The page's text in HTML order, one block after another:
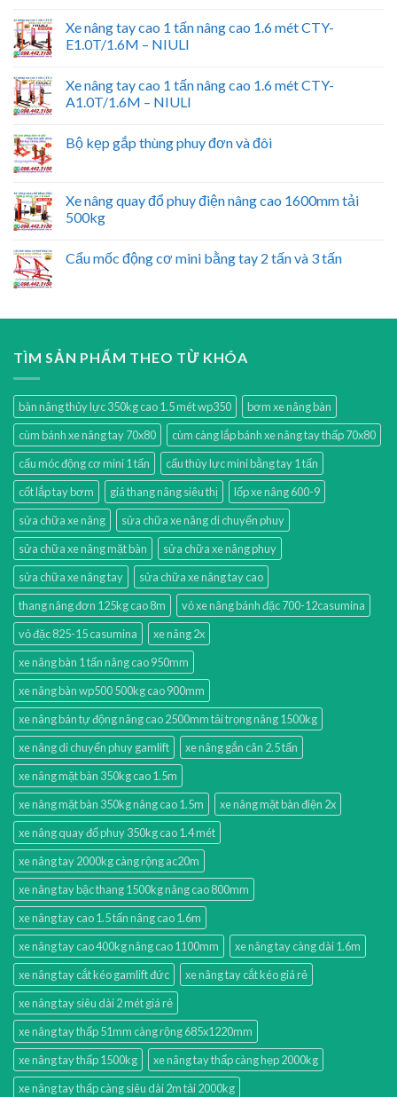
Xe nâng tay cao 1 tấn nâng cao 1.6 mét CTY-
E1.0T/1.6M – NIULI
Xe nâng tay cao 1 tấn nâng cao 1.6 mét CTY-
A1.0T/1.6M – NIULI
Bộ kẹp gắp thùng phuy đơn và đôi
Xe nâng quay đổ phuy điện nâng cao 1600mm tải
500kg
Cẩu mốc động cơ mini bằng tay 2 tấn và 3 tấn
TÌM SẢN PHẨM THEO TỪ KHÓA
bàn nâng thủy lực 350kg cao 1.5 mét wp350
bơm xe nâng bàn
cùm bánh xe nâng tay 70x80
cùm càng lắp bánh xe nâng tay thấp 70x80
cẩu móc động cơ mini 1 tấn
cẩu thủy lực mini bằng tay 1 tấn
cốt lắp tay bơm
giá thang nâng siêu thị
lốp xe nâng 600-9
sửa chữa xe nâng
sửa chữa xe nâng di chuyển phuy
sửa chữa xe nâng mặt bàn
sửa chữa xe nâng phuy
sửa chữa xe nâng tay
sửa chữa xe nâng tay cao
thang nâng đơn 125kg cao 8m
vỏ xe nâng bánh đặc 700-12casumina
vỏ đặc 825-15 casumina
xe nâng 2x
xe nâng bàn 1 tấn nâng cao 950mm
xe nâng bàn wp500 500kg cao 900mm
xe nâng bán tự động nâng cao 2500mm tải trọng nâng 1500kg
xe nâng di chuyển phuy gamlift
xe nâng gắn cân 2.5 tấn
xe nâng mặt bàn 350kg cao 1.5m
xe nâng mặt bàn 350kg nâng cao 1.5m
xe nâng mặt bàn điện 2x
xe nâng quay đổ phuy 350kg cao 1.4 mét
xe nâng tay 2000kg càng rộng ac20m
xe nâng tay bậc thang 1500kg nâng cao 800mm
xe nâng tay cao 1.5 tấn nâng cao 1.6m
xe nâng tay cao 400kg nâng cao 1100mm
xe nâng tay càng dài 1.6m
xe nâng tay cắt kéo gamlift đức
xe nâng tay cắt kéo giá rẻ
xe nâng tay siêu dài 2 mét giá rẻ
xe nâng tay thấp 51mm càng rộng 685x1220mm
xe nâng tay thấp 1500kg
xe nâng tay thấp càng hẹp 2000kg
xe nâng tay thấp càng siêu dài 2m tải 2000kg